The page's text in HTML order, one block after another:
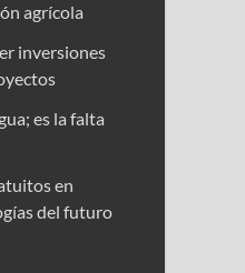
agrícola
inversiones
es la falta
en
del futuro